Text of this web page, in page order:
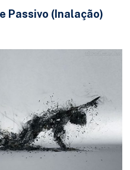
Passivo (Inalação)